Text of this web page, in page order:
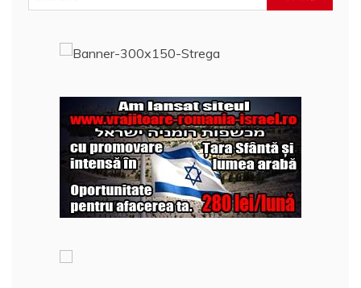
după: